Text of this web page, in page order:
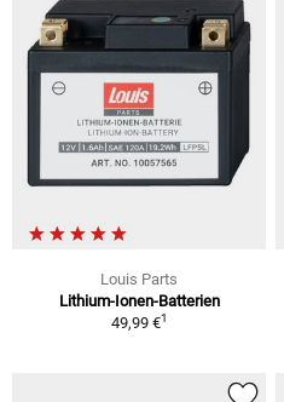
Louis Parts
Lithium-Ionen-Batterien
49,99 €1